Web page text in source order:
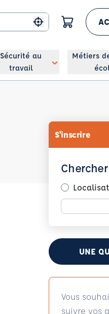
Me géolocaliser
Sécurité au
travail
Métiers
S'inscrire
UNE
Vous
suivre vos